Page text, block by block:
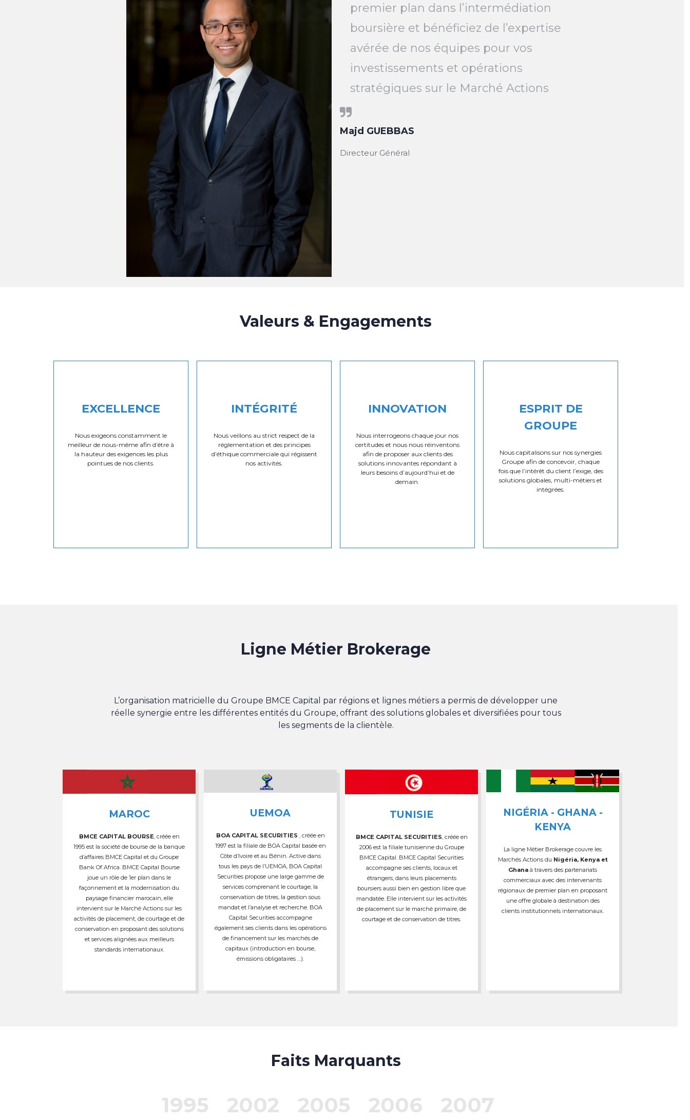
premier plan dans l’intermédiation
boursière et bénéficiez de l’expertise
avérée de nos équipes pour vos
investissements et opérations
stratégiques sur le Marché Actions
Majd GUEBBAS
Directeur Général
Valeurs & Engagements
EXCELLENCE
Nous exigeons constamment le
meilleur de nous-même afin d’être à
la hauteur des exigences les plus
pointues de nos clients.
INTÉGRITÉ
Nous veillons au strict respect de la
réglementation et des principes
d’éthique commerciale qui régissent
nos activités.
INNOVATION
Nous interrogeons chaque jour nos
certitudes et nous nous réinventons
afin de proposer aux clients des
solutions innovantes répondant à
leurs besoins d’aujourd’hui et de
demain.
ESPRIT DE
GROUPE
Nous capitalisons sur nos synergies
Groupe afin de concevoir, chaque
fois que l’intérêt du client l’exige, des
solutions globales, multi-métiers et
intégrées.
Ligne Métier Brokerage
L’organisation matricielle du Groupe BMCE Capital par régions et lignes métiers a permis de développer une
réelle synergie entre les différentes entités du Groupe, offrant des solutions globales et diversifiées pour tous
les segments de la clientèle.
MAROC
BMCE CAPITAL BOURSE , créée en
1995 est la société de bourse de la banque
d’affaires BMCE Capital et du Groupe
Bank Of Africa. BMCE Capital Bourse
joue un rôle de 1er plan dans le
façonnement et la modernisation du
paysage financier marocain, elle
intervient sur le Marché Actions sur les
activités de placement, de courtage et de
conservation en proposant des solutions
et services alignées aux meilleurs
standards internationaux.
UEMOA
BOA CAPITAL SECURITIES , créée en
1997 est la filiale de BOA Capital basée en
Côte d’Ivoire et au Bénin. Active dans
tous les pays de l’UEMOA, BOA Capital
Securities propose une large gamme de
services comprenant le courtage, la
conservation de titres, la gestion sous
mandat et l’analyse et recherche. BOA
Capital Securities accompagne
également ses clients dans les opérations
de financement sur les marchés de
capitaux (introduction en bourse,
émissions obligataires …).
TUNISIE
BMCE CAPITAL SECURITIES , créée en
2006 est la filiale tunisienne du Groupe
BMCE Capital. BMCE Capital Securities
accompagne ses clients, locaux et
étrangers, dans leurs placements
boursiers aussi bien en gestion libre que
mandatée. Elle intervient sur les activités
de placement sur le marché primaire, de
courtage et de conservation de titres.
NIGÉRIA - GHANA -
KENYA
La ligne Métier Brokerage couvre les
Marchés Actions du Nigéria, Kenya et
Ghana à travers des partenariats
commerciaux avec des intervenants
régionaux de premier plan en proposant
une offre globale à destination des
clients institutionnels internationaux.
Faits Marquants
1995 2002 2005 2006 2007